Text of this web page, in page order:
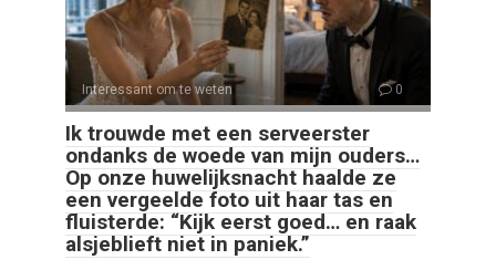
Interessant om te weten 0
Ik trouwde met een serveerster
ondanks de woede van mijn ouders…
Op onze huwelijksnacht haalde ze
een vergeelde foto uit haar tas en
fluisterde: “Kijk eerst goed… en raak
alsjeblieft niet in paniek.”